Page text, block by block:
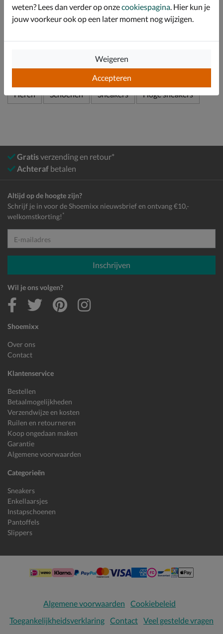
Specificaties
Bekijk meer
Heren Schoenen Sneakers Hoge sneakers
Gratisverzending en retour*
Achteraf betalen
Shoemixx
Over ons
Contact
Klantenservice
Bestellen
Betaalmogelijkheden
Verzendwijze en kosten
Ruilen en retourneren
Koop ongedaan maken
Garantie
Algemene voorwaarden
Categorieën
Sneakers
Enkellaarsjes
Instapschoenen
Pantoffels
Slippers
Altijd op de hoogte zijn?
Schrijf je in voor de Shoemixx nieuwsbrief en ontvang €10,-
welkomstkorting! *
E-mailadres
Inschrijven
Wil je ons volgen?
Algemene voorwaarden
Cookiebeleid
Toegankelijkheidsverklaring Contact Veel gestelde vragen
weten? Lees dan verder op onzecookiespagina. Hier kun je
jouw voorkeur ook op een later moment nog wijzigen.
Accepteren
Weigeren